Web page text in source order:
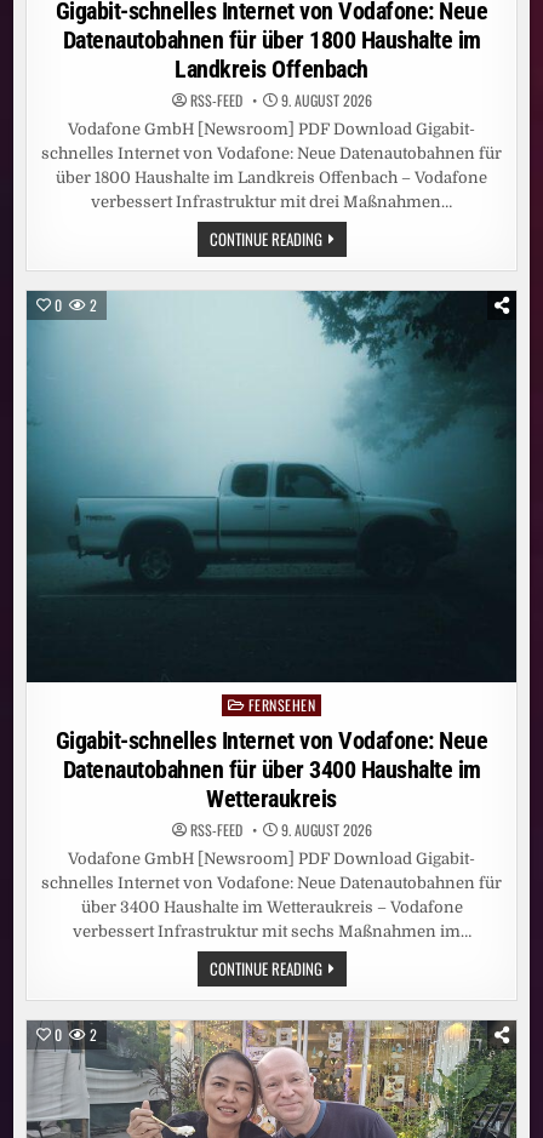
Gigabit-schnelles Internet von Vodafone: Neue
Datenautobahnen für über 1800 Haushalte im
Landkreis Offenbach
RSS-FEED 9. AUGUST 2026
Vodafone GmbH [Newsroom] PDF Download Gigabit-
schnelles Internet von Vodafone: Neue Datenautobahnen für
über 1800 Haushalte im Landkreis Offenbach – Vodafone
verbessert Infrastruktur mit drei Maßnahmen…
CONTINUE READINGGIGABIT-
SCHNELLES
INTERNET
VON
VODAFONE:
NEUE
DATENAUTOBAHNEN
FÜR
1800
HAUSHALTE
LANDKREIS
0 2
Posted
in
FERNSEHEN
Gigabit-schnelles Internet von Vodafone: Neue
Datenautobahnen für über 3400 Haushalte im
Wetteraukreis
RSS-FEED 9. AUGUST 2026
Vodafone GmbH [Newsroom] PDF Download Gigabit-
schnelles Internet von Vodafone: Neue Datenautobahnen für
über 3400 Haushalte im Wetteraukreis – Vodafone
verbessert Infrastruktur mit sechs Maßnahmen im…
CONTINUE READINGGIGABIT-
SCHNELLES
INTERNET
VODAFONE:
NEUE
DATENAUTOBAHNEN
FÜR
ÜBER
3400
HAUSHALTE
0 2